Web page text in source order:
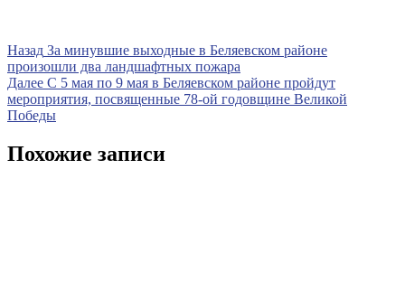
Навигация
по
записям
Назад Предыдущая
запись
За минувшие выходные в Беляевском районе
произошли два ландшафтных пожара
Далее Следующая
запись
С 5 мая по 9 мая в Беляевском районе пройдут
мероприятия, посвященные 78-ой годовщине Великой
Победы
Похожие записи